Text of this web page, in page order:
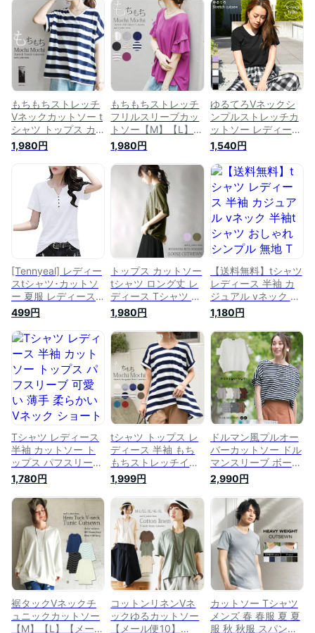
もちもちストレッチ
Vネックカットソー t
シャツ トップス カ
ットソー レディース
半袖 夏服 Tシャツ 夏
ボーダー Vネック イ
ンナー シンプル ポ
ケット 半袖tシャツ
涼感 ティーシャツ
ボーダーカットソー
M L メール便5
1,980円
もちもちストレッチ
フリルスリーブカッ
トソー【M】【L】
【メール便5】Tシャ
ツ カットソー レデ
ィース 夏 半袖 トッ
プス カジュアル ボ
ーダー 無地 体型カ
バー ストレッチ 白
黒 かわいい おしゃ
れ フリルスリーブ v
ネック 夏服
1,980円
ゆるてろVネックシ
ンプルストレッチカ
ットソー レディース
トップス Tシャツ 夏
春 ティーシャツ 半
袖 薄手 涼しい 快適
柔らか ストレッチ
伸縮性 伸びる 無地
シンプル きれいめ
カジュアル 定番 メ
ール便
1,540円
[Tennyeal] レディー
スtシャツ･カットソ
ー 夏服 レディース
レディース トップス
夏 tシャツ ゆったり
シャツ 半袖 Tシャツ
無地 カットソー Vネ
ック きれいめ シン
プル 薄手 おしゃれ
499円
トップス カットソー
tシャツ ロング丈 レ
ディース Tシャツ く
しゅくしゅべたドル
マンワイドカットソ
ードルマン M 半袖
ゆったり ロング ロ
ングtシャツ ドルマ
ンスリーブ 重ね着
シャツ 無地 プルオ
ーバー メール便5
1,980円
【送料無料】tシャツ
レディース 半袖 カ
ジュアル vネック 半
袖tシャツ おしゃれ
シンプル 無地 Tシャ
ツ レディース カッ
トソー ロンT 半袖 無
地 Vネック ブラック
ホワイト m l xl 3l ト
ップス ファッション
女性用 肌着 重ね着
インナー ウェア 新
作 服 春 夏 夏物 夏服
1,180円
Tシャツ レディース
半袖 カットソー ト
ップス パフスリーブ
可愛い 薄手 柔らか
い Vネック ショート
丈 無地 シンプル ス
トレッチ 大人 ファ
ッション カジュアル
おしゃれ 夏服
1,780円
tシャツ トップス レ
ディース 半袖 もち
もちストレッチイレ
ギュラーヘムカット
ソー チュニック ゆ
ったり ボーダー ゆ
るtシャツ 無地 体型
カバー 半袖シャツ
ストレッチ 半袖tシ
ャツ 夏 夏服 カット
ソー M L メール便5
1,999円
ドルマン風プルオー
バーカットソー ドル
マンスリーブ ボーダ
ー tシャツ 半袖 ドル
マン カットソー レ
ディース ボーダーt
シャツ ボーダーシャ
ツ 夏 トップス ゆっ
たりトップス プルオ
ーバー ドルマントッ
プス 送料無料 ≪ゆ
うメール便配送20・
代
2,990円
裾タックVネックチ
ュニックカットソー
【M】【L】【メール
コットンリネンVネ
ックゆるカットソー
【メール便10】
カットソー Tシャツ
メンズ 春 春服 夏 夏
服 秋 秋服 スパンテ